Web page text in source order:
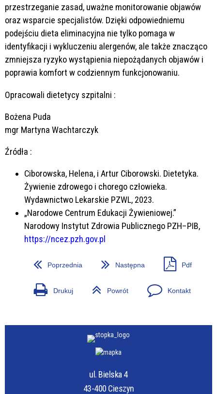
przestrzeganie zasad, uważne monitorowanie objawów
oraz wsparcie specjalistów. Dzięki odpowiedniemu
podejściu dieta eliminacyjna nie tylko pomaga w
identyfikacji i wykluczeniu alergenów, ale także znacząco
zmniejsza ryzyko wystąpienia niepożądanych objawów i
poprawia komfort w codziennym funkcjonowaniu.
Opracowali dietetycy szpitalni :
Bożena Puda
mgr Martyna Wachtarczyk
Źródła :
Ciborowska, Helena, i Artur Ciborowski. Dietetyka.
Żywienie zdrowego i chorego człowieka.
Wydawnictwo Lekarskie PZWL, 2023.
„Narodowe Centrum Edukacji Żywieniowej.”
Narodowy Instytut Zdrowia Publicznego PZH–PIB,
https://ncez.pzh.gov.pl
Poprzednia Następna Pdf
Drukuj Powrót Kontakt
ul. Bielska 4
43-400 Cieszyn